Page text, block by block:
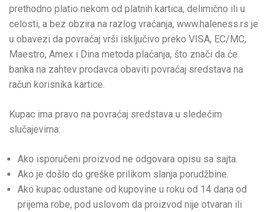
prethodno platio nekom od platnih kartica, delimično ili u
celosti, a bez obzira na razlog vraćanja, www.haleness.rs je
u obavezi da povraćaj vrši isključivo preko VISA, EC/MC,
Maestro, Amex i Dina metoda plaćanja, što znači da će
banka na zahtev prodavca obaviti povraćaj sredstava na
račun korisnika kartice.
Kupac ima pravo na povraćaj sredstava u sledećim
slučajevima:
Ako isporučeni proizvod ne odgovara opisu sa sajta.
Ako je došlo do greške prilikom slanja porudžbine.
Ako kupac odustane od kupovine u roku od 14 dana od
prijema robe, pod uslovom da proizvod nije otvaran ili